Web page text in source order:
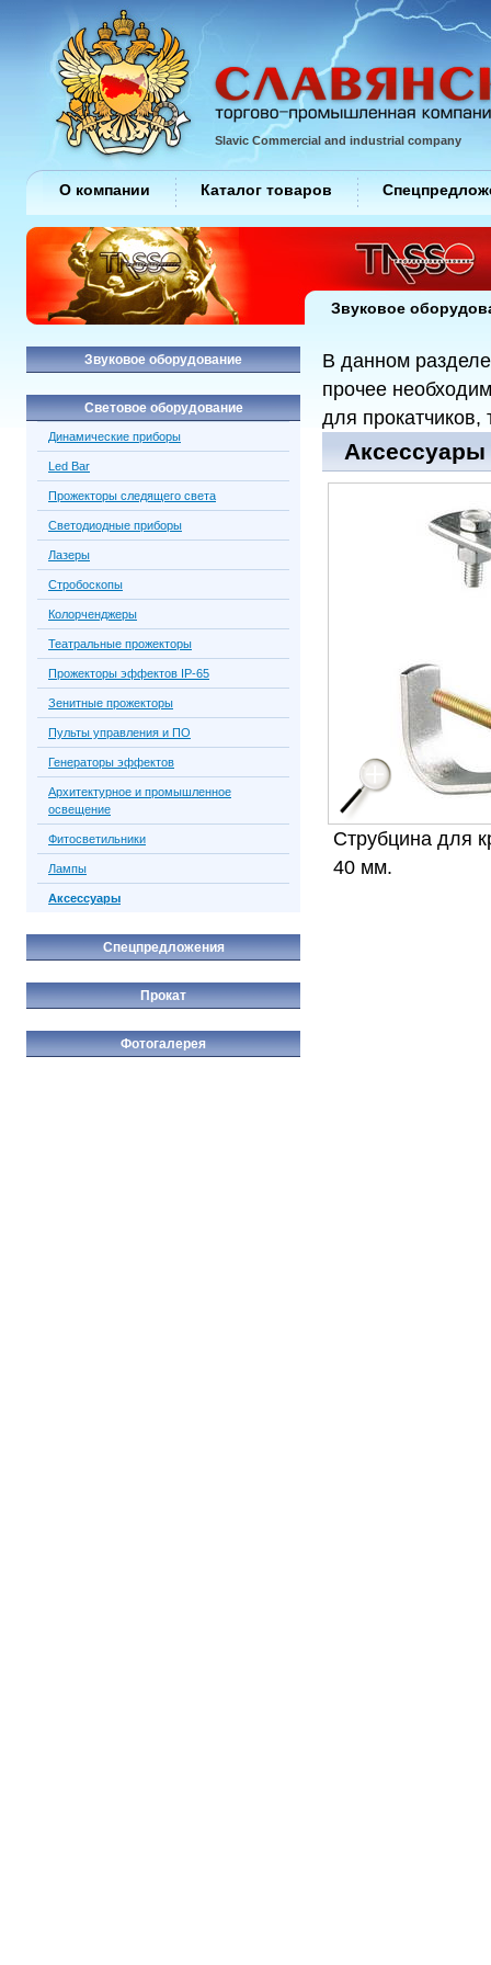
В данном
прочее
для прокатчиков,
Аксессуары
Струбцина для
40 мм.
Звуковое оборудование
Световое оборудование
Динамические приборы
Led Bar
Прожекторы следящего света
Светодиодные приборы
Лазеры
Стробоскопы
Колорченджеры
Театральные прожекторы
Прожекторы эффектов IP-65
Зенитные прожекторы
Пульты управления и ПО
Генераторы эффектов
Архитектурное и промышленное
освещение
Фитосветильники
Лампы
Аксессуары
Спецпредложения
Прокат
Фотогалерея
Slavic Commercial and industrial company
О компании Каталог товаров
Звуковое